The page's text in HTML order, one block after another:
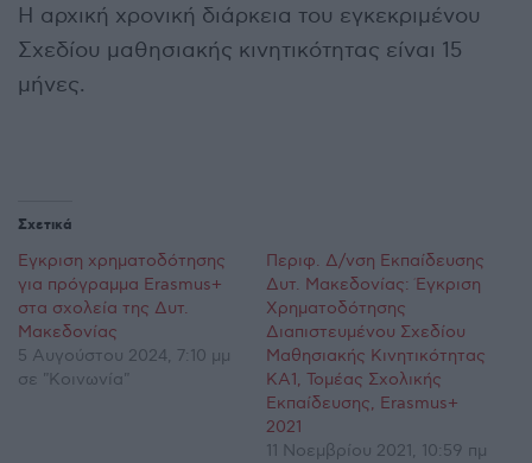
Η αρχική χρονική διάρκεια του εγκεκριμένου
Σχεδίου μαθησιακής κινητικότητας είναι 15
μήνες.
Σχετικά
Έγκριση χρηματοδότησης
για πρόγραμμα Erasmus+
στα σχολεία της Δυτ.
Μακεδονίας
5 Αυγούστου 2024, 7:10 μμ
σε "Κοινωνία"
Περιφ. Δ/νση Εκπαίδευσης
Δυτ. Μακεδονίας: Έγκριση
Χρηματοδότησης
Διαπιστευμένου Σχεδίου
Μαθησιακής Κινητικότητας
ΚΑ1, Τομέας Σχολικής
Εκπαίδευσης, Erasmus+
2021
11 Νοεμβρίου 2021, 10:59 πμ